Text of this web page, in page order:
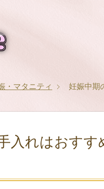
・マタニティ 妊娠中期
入れはおすす